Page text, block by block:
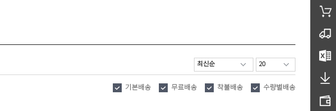
기본배송 무료배송 착불배송 수량별배송